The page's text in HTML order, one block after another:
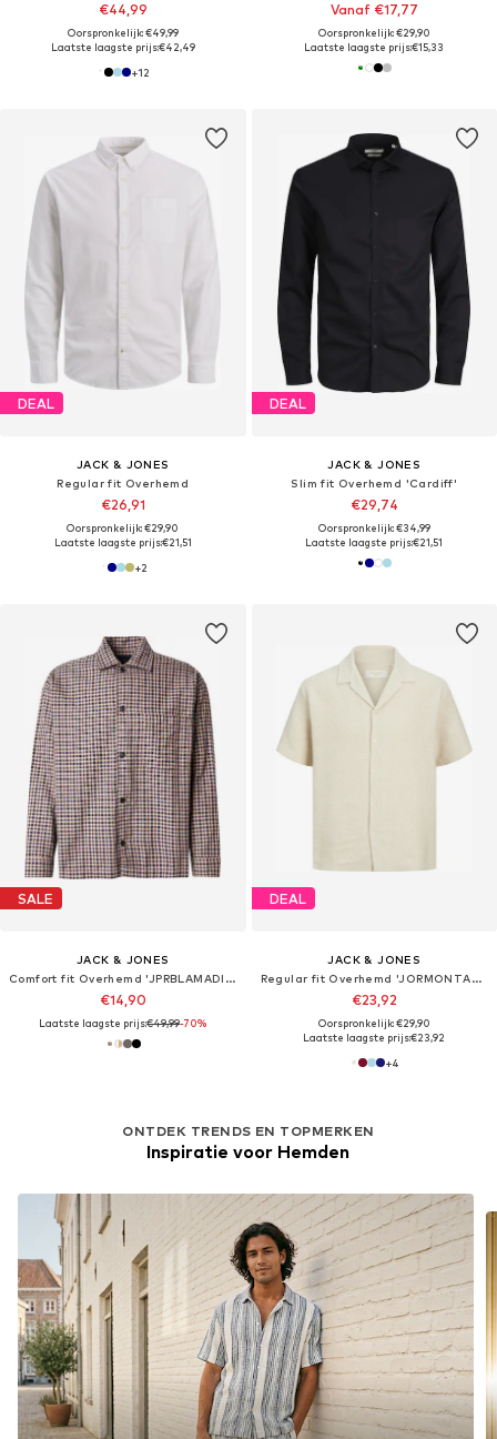
€44,99
Oorspronkelijk: €49,99
Laatste laagste prijs:€42,49
+12
Vanaf €17,77
Oorspronkelijk: €29,90
Laatste laagste prijs:€15,33
DEAL
JACK & JONES
Regular fit Overhemd
€26,91
Oorspronkelijk: €29,90
Laatste laagste prijs:€21,51
+2
DEAL
JACK & JONES
Slim fit Overhemd 'Cardiff'
€29,74
Oorspronkelijk: €34,99
Laatste laagste prijs:€21,51
SALE
JACK & JONES
Comfort fit Overhemd 'JPRBLAMADISON'
€14,90
Laatste laagste prijs:€49,99-70%
DEAL
JACK & JONES
Regular fit Overhemd 'JORMONTAUK'
€23,92
Oorspronkelijk: €29,90
Laatste laagste prijs:€23,92
+4
ONTDEK TRENDS EN TOPMERKEN
Inspiratie voor Hemden